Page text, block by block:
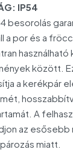
IP54
besorolás
a por és a
között.
a kerékpár
A
az
miatt.